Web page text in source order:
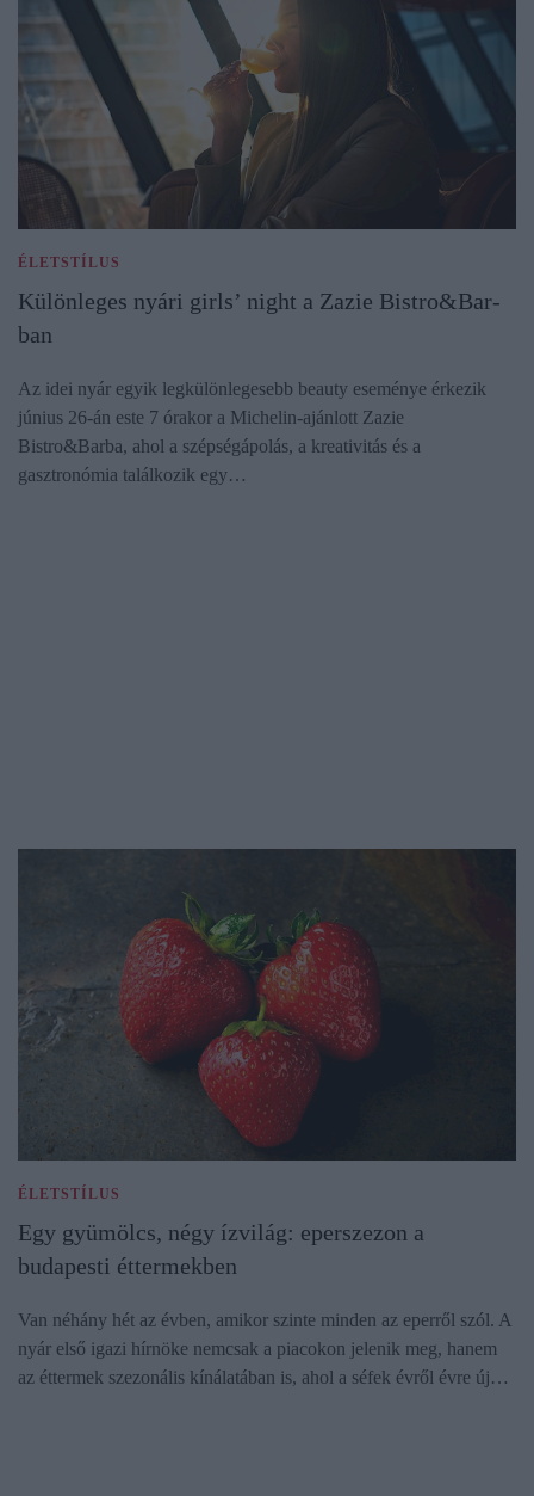
ÉLETSTÍLUS
Különleges nyári girls’ night a Zazie Bistro&Bar-
ban
Az idei nyár egyik legkülönlegesebb beauty eseménye érkezik
június 26-án este 7 órakor a Michelin-ajánlott Zazie
Bistro&Barba, ahol a szépségápolás, a kreativitás és a
gasztronómia találkozik egy…
ÉLETSTÍLUS
Egy gyümölcs, négy ízvilág: eperszezon a
budapesti éttermekben
Van néhány hét az évben, amikor szinte minden az eperről szól. A
nyár első igazi hírnöke nemcsak a piacokon jelenik meg, hanem
az éttermek szezonális kínálatában is, ahol a séfek évről évre új…